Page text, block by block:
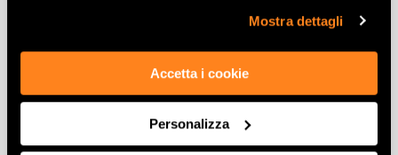
Mostra dettagli
Accetta i cookie
Personalizza
Gres porcellanato effetto marmo
Gres porcellanato effetto legno
Gres porcellanato effetto pietra